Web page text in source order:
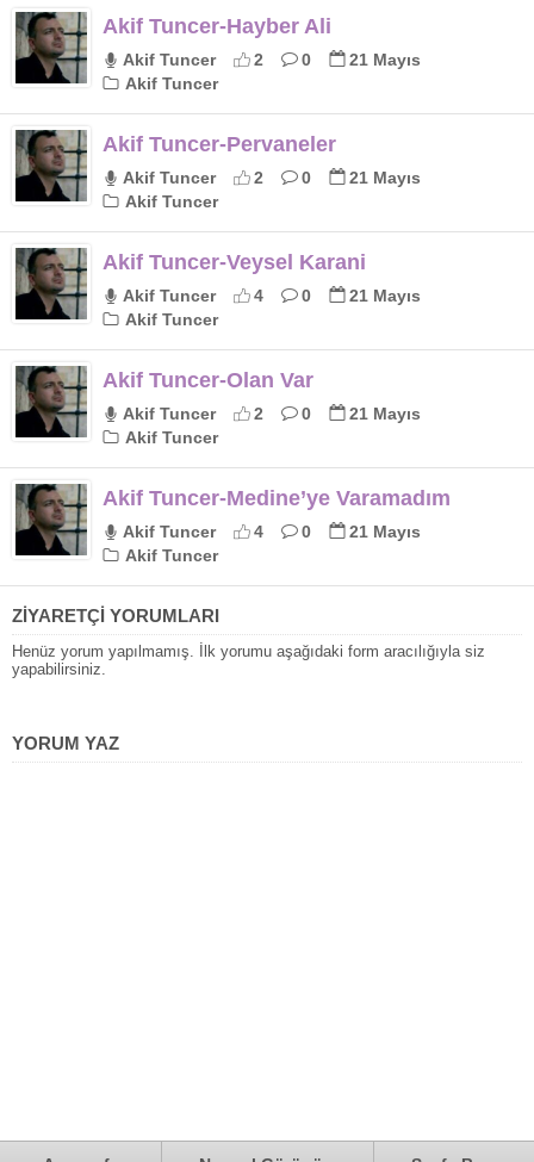
Akif Tuncer-Hayber Ali
Akif Tuncer 2 0
21 Mayıs
Akif Tuncer
Akif Tuncer-Pervaneler
Akif Tuncer 2 0
21 Mayıs
Akif Tuncer
Akif Tuncer-Veysel Karani
Akif Tuncer 4 0
21 Mayıs
Akif Tuncer
Akif Tuncer-Olan Var
Akif Tuncer 2 0
21 Mayıs
Akif Tuncer
Akif Tuncer-Medine’ye Varamadım
Akif Tuncer 4 0
21 Mayıs
Akif Tuncer
ZİYARETÇİ YORUMLARI
Henüz yorum yapılmamış. İlk yorumu aşağıdaki form aracılığıyla siz
yapabilirsiniz.
YORUM YAZ